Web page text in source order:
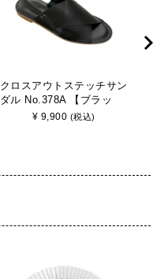
クロスアウトステッチサン
ダル No.378A 【ブラッ
ク】 牛革 カジュアル草履
¥ 9,900 (税込)